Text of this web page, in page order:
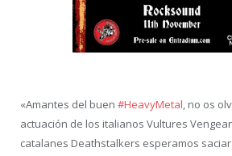
«Amantes del buen #HeavyMetal, no os
actuación de los italianos Vultures
catalanes Deathstalkers esperamos